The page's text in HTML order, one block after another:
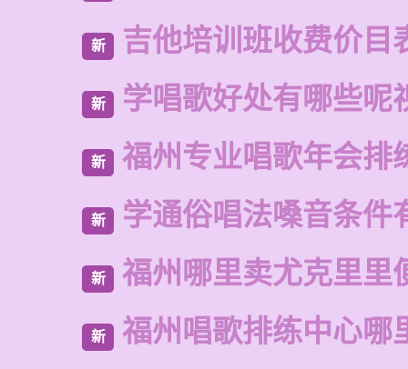
新 吉他培训班收费价目
新 学唱歌好处有哪些呢
新 福州专业唱歌年会排
新 学通俗唱法嗓音条件
新 福州哪里卖尤克里里
新 福州唱歌排练中心哪